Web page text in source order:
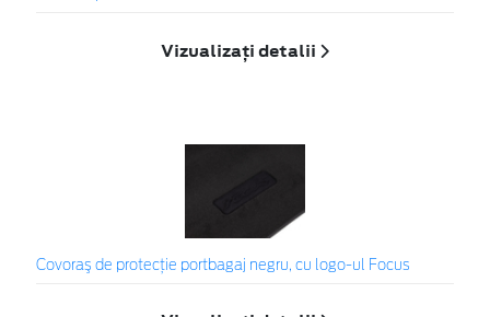
Vizualizați detalii
Covoraş de protecţie portbagaj negru, cu logo-ul Focus